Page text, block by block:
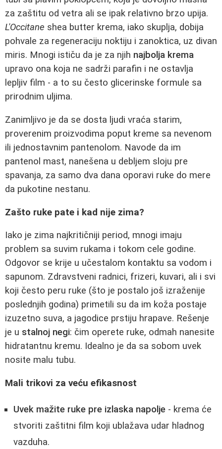
za zaštitu od vetra ali se ipak relativno brzo upija.
L'Occitane shea butter krema, iako skuplja, dobija
pohvale za regeneraciju noktiju i zanoktica, uz divan
miris. Mnogi ističu da je za njih najbolja krema
upravo ona koja ne sadrži parafin i ne ostavlja
lepljiv film - a to su često glicerinske formule sa
prirodnim uljima.
Zanimljivo je da se dosta ljudi vraća starim,
proverenim proizvodima poput kreme sa nevenom
ili jednostavnim pantenolom. Navode da im
pantenol mast, nanešena u debljem sloju pre
spavanja, za samo dva dana oporavi ruke do mere
da pukotine nestanu.
Zašto ruke pate i kad nije zima?
Iako je zima najkritičniji period, mnogi imaju
problem sa suvim rukama i tokom cele godine.
Odgovor se krije u učestalom kontaktu sa vodom i
sapunom. Zdravstveni radnici, frizeri, kuvari, ali i svi
koji često peru ruke (što je postalo još izraženije
poslednjih godina) primetili su da im koža postaje
izuzetno suva, a jagodice prstiju hrapave. Rešenje
je u stalnoj negi: čim operete ruke, odmah nanesite
hidratantnu kremu. Idealno je da sa sobom uvek
nosite malu tubu.
Mali trikovi za veću efikasnost
Uvek mažite ruke pre izlaska napolje - krema će
stvoriti zaštitni film koji ublažava udar hladnog
vazduha.